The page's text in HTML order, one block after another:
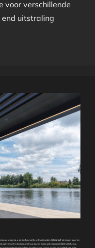
voor verschillende
end uitstraling
waarop u de buitenruimte wilt gebruiken. U kiest zelf de maat, kleur en
Wittem uit te breiden met luxe opties zoals geïntegreerde LED verlichting,